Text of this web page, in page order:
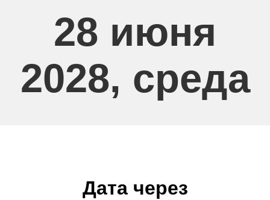
28 июня
2028, среда
Дата через